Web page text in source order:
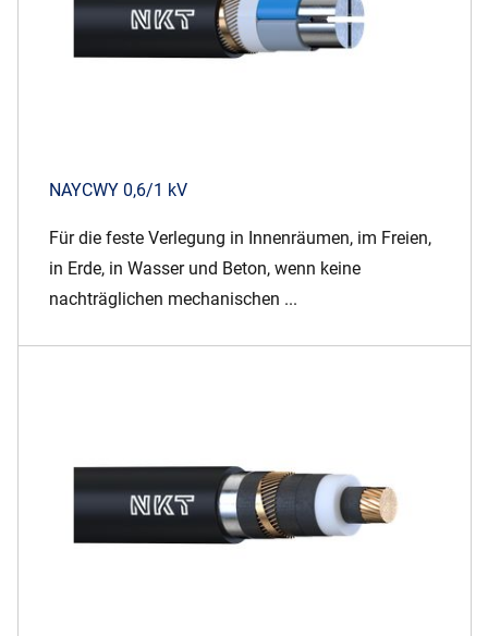
NAYCWY 0,6/1 kV
Für die feste Verlegung in Innenräumen, im Freien,
in Erde, in Wasser und Beton, wenn keine
nachträglichen mechanischen ...